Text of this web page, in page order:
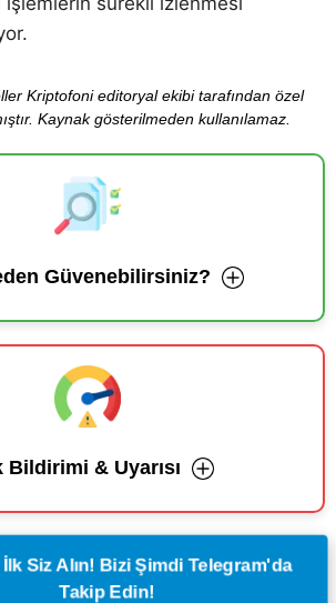
Kriptofoni editoryal ekibi tarafından özel
Kaynak gösterilmeden kullanılamaz.
Güvenebilirsiniz?
Bildirimi & Uyarısı
Siz Alın! Bizi Şimdi Telegram'da
Takip Edin!